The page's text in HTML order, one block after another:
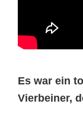
Es war ein
Vierbeiner,